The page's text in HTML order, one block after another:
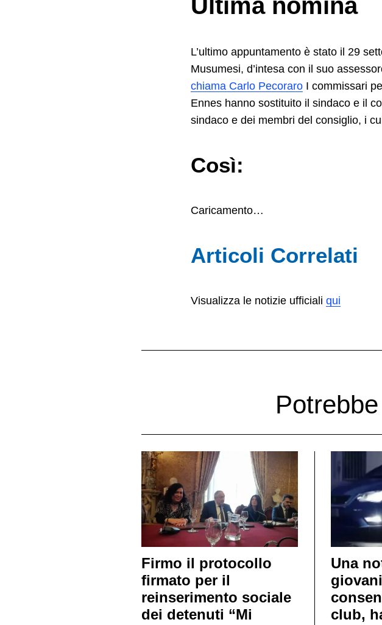
L’ultimo appuntamento è stato il 29
Musumesi, d’intesa con il suo
chiama Carlo PecoraroI commissari
Ennes hanno sostituito il sindaco e il
sindaco e dei membri del consiglio, i
Così:
Caricamento…
Articoli Correlati
Visualizza le notizie ufficiali qui
Firmo il protocollo
firmato per il
reinserimento sociale
dei detenuti “Mi
Una
club,